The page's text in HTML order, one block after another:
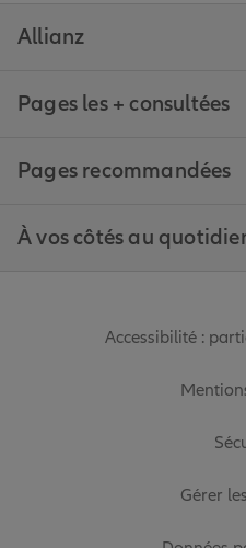
Allianz
Pages les + consultées
Pages recommandées
À vos côtés au
Accessibilité :
Gérer